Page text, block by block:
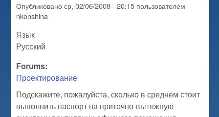
Опубликованоср, 02/06/2008 - 20:15 пользователем
nkonshina
Язык
Русский
Forums:
Проектирование
Подскажите, пожалуйста, сколько в среднем стоит
выполнить паспорт на приточно-вытяжную